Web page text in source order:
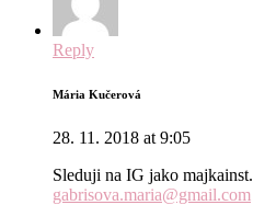
Reply
Mária Kučerová
28. 11. 2018 at 9:05
Sleduji na IG jako majkainst.
gabrisova.maria@gmail.com